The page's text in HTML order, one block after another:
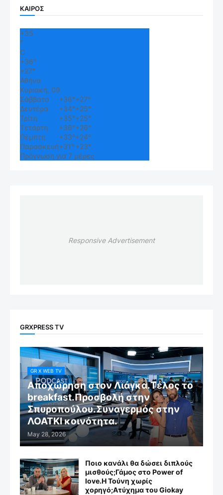
ΚΑΙΡΟΣ
+35
°
C
+36°
+27°
Αθήνα
Κυριακή, 09
Σάββατο
+36°+27°
Δευτέρα
+34°+25°
Τρίτη
+35°+25°
Τετάρτη
+36°+26°
Πέμπτη
+33°+24°
Παρασκευή+31°+23°
Πρόγνωση για 7 μέρες
Responsive Advertisement
GRXPRESS TV
GR X WEB TV
Αποχώρηση στον Λιάγκα.Τέλος το
breakfast.Προσβολή στην
Σπυροπούλου.Συναγερμός στην
ΛΟΑΤΚΙ κοινότητα.
May 28, 2026
Ποιο κανάλι θα δώσει διπλούς
μισθούς;Γάμος στο Power of
love.Η Τούνη χωρίς
χορηγό;Aτύχημα του Giokay